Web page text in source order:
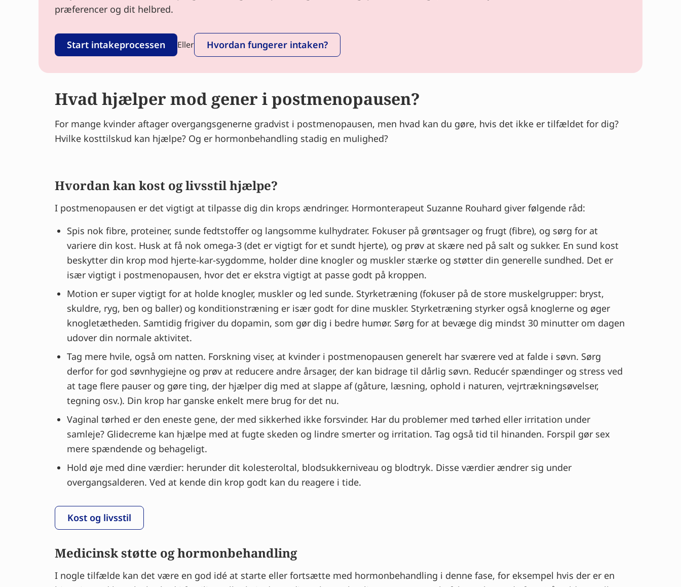
præferencer og dit helbred.
Start intakeprocessen Eller Hvordan fungerer intaken?
Hvad hjælper mod gener i postmenopausen?
For mange kvinder aftager overgangsgenerne gradvist i postmenopausen, men hvad kan du gøre, hvis det ikke er tilfældet for dig?
Hvilke kosttilskud kan hjælpe? Og er hormonbehandling stadig en mulighed?
Hvordan kan kost og livsstil hjælpe?
I postmenopausen er det vigtigt at tilpasse dig din krops ændringer. Hormonterapeut Suzanne Rouhard giver følgende råd:
Spis nok fibre, proteiner, sunde fedtstoffer og langsomme kulhydrater. Fokuser på grøntsager og frugt (fibre), og sørg for at
variere din kost. Husk at få nok omega-3 (det er vigtigt for et sundt hjerte), og prøv at skære ned på salt og sukker. En sund kost
beskytter din krop mod hjerte-kar-sygdomme, holder dine knogler og muskler stærke og støtter din generelle sundhed. Det er
især vigtigt i postmenopausen, hvor det er ekstra vigtigt at passe godt på kroppen.
Motion er super vigtigt for at holde knogler, muskler og led sunde. Styrketræning (fokuser på de store muskelgrupper: bryst,
skuldre, ryg, ben og baller) og konditionstræning er især godt for dine muskler. Styrketræning styrker også knoglerne og øger
knogletætheden. Samtidig frigiver du dopamin, som gør dig i bedre humør. Sørg for at bevæge dig mindst 30 minutter om dagen
udover din normale aktivitet.
Tag mere hvile, også om natten. Forskning viser, at kvinder i postmenopausen generelt har sværere ved at falde i søvn. Sørg
derfor for god søvnhygiejne og prøv at reducere andre årsager, der kan bidrage til dårlig søvn. Reducér spændinger og stress ved
at tage flere pauser og gøre ting, der hjælper dig med at slappe af (gåture, læsning, ophold i naturen, vejrtrækningsøvelser,
tegning osv.). Din krop har ganske enkelt mere brug for det nu.
Vaginal tørhed er den eneste gene, der med sikkerhed ikke forsvinder. Har du problemer med tørhed eller irritation under
samleje? Glidecreme kan hjælpe med at fugte skeden og lindre smerter og irritation. Tag også tid til hinanden. Forspil gør sex
mere spændende og behageligt.
Hold øje med dine værdier: herunder dit kolesteroltal, blodsukkerniveau og blodtryk. Disse værdier ændrer sig under
overgangsalderen. Ved at kende din krop godt kan du reagere i tide.
Kost og livsstil
Medicinsk støtte og hormonbehandling
I nogle tilfælde kan det være en god idé at starte eller fortsætte med hormonbehandling i denne fase, for eksempel hvis der er en